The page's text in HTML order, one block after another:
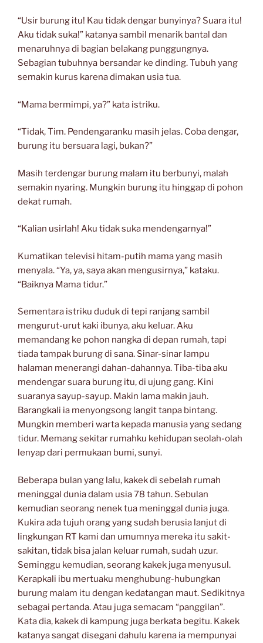
“Usir burung itu! Kau tidak dengar bunyinya? Suara itu!
Aku tidak suka!” katanya sambil menarik bantal dan
menaruhnya di bagian belakang punggungnya.
Sebagian tubuhnya bersandar ke dinding. Tubuh yang
semakin kurus karena dimakan usia tua.
“Mama bermimpi, ya?” kata istriku.
“Tidak, Tim. Pendengaranku masih jelas. Coba dengar,
burung itu bersuara lagi, bukan?”
Masih terdengar burung malam itu berbunyi, malah
semakin nyaring. Mungkin burung itu hinggap di pohon
dekat rumah.
“Kalian usirlah! Aku tidak suka mendengarnya!”
Kumatikan televisi hitam-putih mama yang masih
menyala. “Ya, ya, saya akan mengusirnya,” kataku.
“Baiknya Mama tidur.”
Sementara istriku duduk di tepi ranjang sambil
mengurut-urut kaki ibunya, aku keluar. Aku
memandang ke pohon nangka di depan rumah, tapi
tiada tampak burung di sana. Sinar-sinar lampu
halaman menerangi dahan-dahannya. Tiba-tiba aku
mendengar suara burung itu, di ujung gang. Kini
suaranya sayup-sayup. Makin lama makin jauh.
Barangkali ia menyongsong langit tanpa bintang.
Mungkin memberi warta kepada manusia yang sedang
tidur. Memang sekitar rumahku kehidupan seolah-olah
lenyap dari permukaan bumi, sunyi.
Beberapa bulan yang lalu, kakek di sebelah rumah
meninggal dunia dalam usia 78 tahun. Sebulan
kemudian seorang nenek tua meninggal dunia juga.
Kukira ada tujuh orang yang sudah berusia lanjut di
lingkungan RT kami dan umumnya mereka itu sakit-
sakitan, tidak bisa jalan keluar rumah, sudah uzur.
Seminggu kemudian, seorang kakek juga menyusul.
Kerapkali ibu mertuaku menghubung-hubungkan
burung malam itu dengan kedatangan maut. Sedikitnya
sebagai pertanda. Atau juga semacam “panggilan”.
Kata dia, kakek di kampung juga berkata begitu. Kakek
katanya sangat disegani dahulu karena ia mempunyai